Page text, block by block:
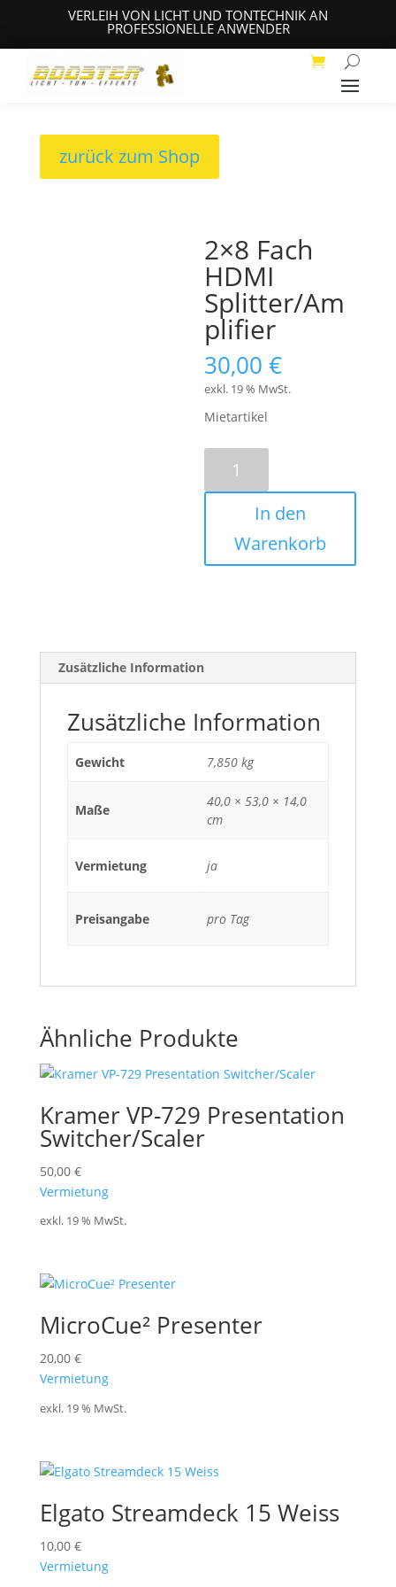
VERLEIH VON LICHT UND TONTECHNIK AN
PROFESSIONELLE ANWENDER
zurück zum Shop
2×8 Fach
HDMI
Splitter/Am
plifier
30,00€
exkl. 19 % MwSt.
Mietartikel
HDMI
Splitter/Amplifier
Menge
In den
Warenkorb
Zusätzliche Information
Zusätzliche Information
Gewicht 7,850 kg
Maße
40,0 × 53,0 × 14,0
cm
Vermietung ja
Preisangabe pro Tag
Ähnliche Produkte
Kramer VP-729 Presentation
Switcher/Scaler
50,00 €
Vermietung
exkl. 19 % MwSt.
MicroCue² Presenter
20,00 €
Vermietung
exkl. 19 % MwSt.
Elgato Streamdeck 15 Weiss
10,00 €
Vermietung